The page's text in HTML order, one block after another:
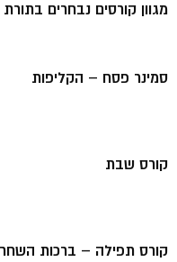
מגוון קורסים נבחרים
סמינר פסח – הקליפות
קורס שבת
קורס תפילה – ברכות